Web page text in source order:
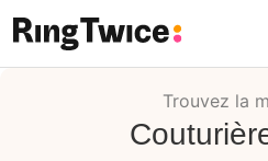
Ring Twice
Trouvez la